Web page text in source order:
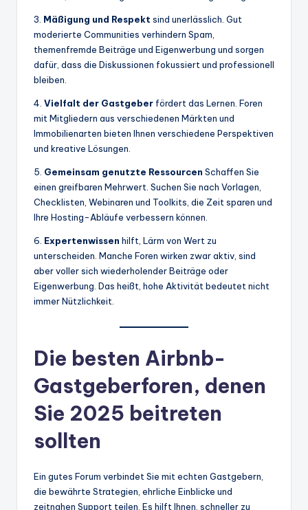
3. Mäßigung und Respekt sind unerlässlich. Gut
moderierte Communities verhindern Spam,
themenfremde Beiträge und Eigenwerbung und sorgen
dafür, dass die Diskussionen fokussiert und professionell
bleiben.
4. Vielfalt der Gastgeber fördert das Lernen. Foren
mit Mitgliedern aus verschiedenen Märkten und
Immobilienarten bieten Ihnen verschiedene Perspektiven
und kreative Lösungen.
5. Gemeinsam genutzte Ressourcen Schaffen Sie
einen greifbaren Mehrwert. Suchen Sie nach Vorlagen,
Checklisten, Webinaren und Toolkits, die Zeit sparen und
Ihre Hosting-Abläufe verbessern können.
6. Expertenwissen hilft, Lärm von Wert zu
unterscheiden. Manche Foren wirken zwar aktiv, sind
aber voller sich wiederholender Beiträge oder
Eigenwerbung. Das heißt, hohe Aktivität bedeutet nicht
immer Nützlichkeit.
Die besten Airbnb-
Gastgeberforen, denen
Sie 2025 beitreten
sollten
Ein gutes Forum verbindet Sie mit echten Gastgebern,
die bewährte Strategien, ehrliche Einblicke und
zeitnahen Support teilen. Es hilft Ihnen, schneller zu